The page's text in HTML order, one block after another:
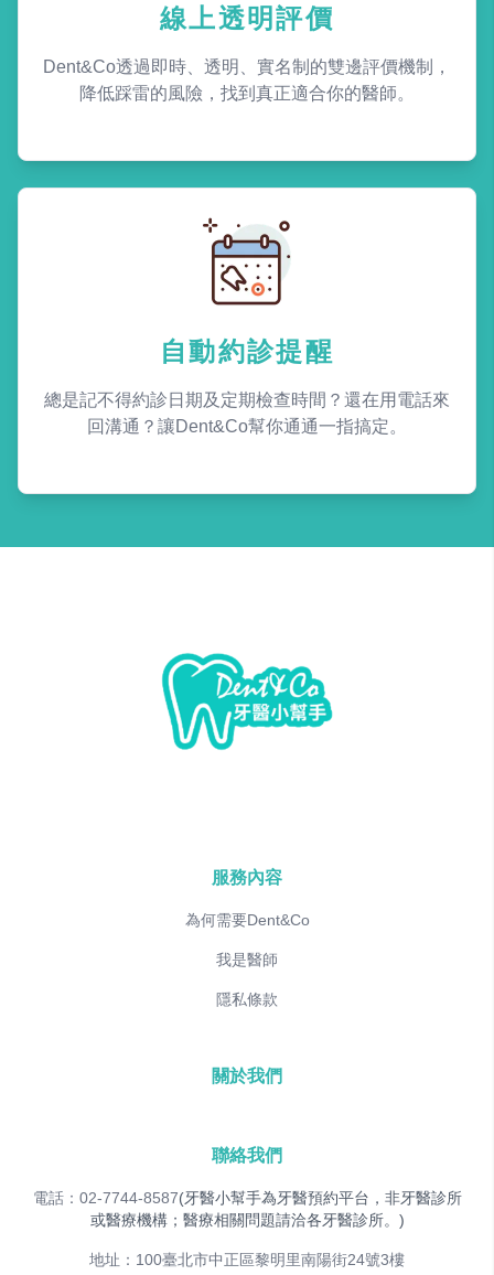
線上透明評價
Dent&Co透過即時、透明、實名制的雙邊評價機制，
降低踩雷的風險，找到真正適合你的醫師。
自動約診提醒
總是記不得約診日期及定期檢查時間？還在用電話來
回溝通？讓Dent&Co幫你通通一指搞定。
服務內容
為何需要Dent&Co
我是醫師
隱私條款
關於我們
聯絡我們
電話：02-7744-8587(牙醫小幫手為牙醫預約平台，非牙醫診所
或醫療機構；醫療相關問題請洽各牙醫診所。)
地址：100臺北市中正區黎明里南陽街24號3樓